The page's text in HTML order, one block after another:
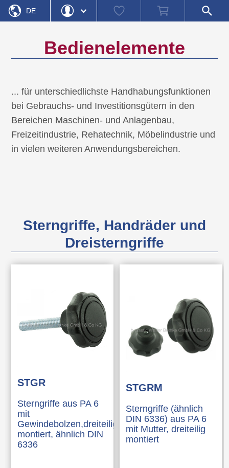
DE
Benutzername
Registrieren Einloggen
Watch
Warenkorb
Shop-
Suche
öffnen
Startseite
» Produktkategorien Bedienelemente
Bedienelemente
... für unterschiedlichste Handhabungsfunktionen
bei Gebrauchs- und Investitionsgütern in den
Bereichen Maschinen- und Anlagenbau,
Freizeitindustrie, Rehatechnik, Möbelindustrie und
in vielen weiteren Anwendungsbereichen.
Sterngriffe, Handräder und
Dreisterngriffe
STGR
Sterngriffe aus PA 6
mit
Gewindebolzen,dreiteilig
montiert, ähnlich DIN
6336
STGRM
Sterngriffe (ähnlich
DIN 6336) aus PA 6
mit Mutter, dreiteilig
montiert